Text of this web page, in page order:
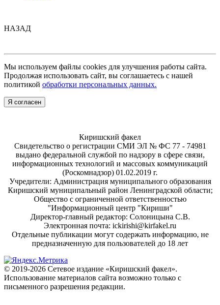
НАЗАД
Мы используем файлы cookies для улучшения работы сайта.
Продолжая использовать сайт, вы соглашаетесь с нашей
политикой обработки персональных данных.
Я согласен
Киришский факел
Свидетельство о регистрации СМИ ЭЛ № ФС 77 - 74981
выдано федеральной службой по надзору в сфере связи,
информационных технологий и массовых коммуникаций
(Роскомнадзор) 01.02.2019 г.
Учредители: Администрация муниципального образования
Киришский муниципальный район Ленинградской области;
Общество с ограниченной ответственностью
"Информационный центр "Кириши"
Директор-главный редактор: Солоницына С.В.
Электронная почта: ickirishi@kirfakel.ru
Отдельные публикации могут содержать информацию, не
предназначенную для пользователей до 18 лет
© 2019-2026 Сетевое издание «Киришский факел».
Использование материалов сайта возможно только с
письменного разрешения редакции.